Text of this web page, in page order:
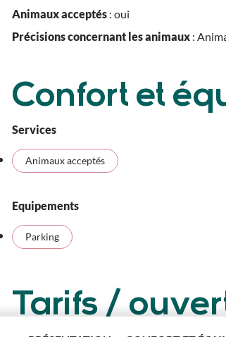
Animaux acceptés: oui
Précisions concernant les animaux:
Confort et
Services
Animaux acceptés
Equipements
Parking
Tarifs /